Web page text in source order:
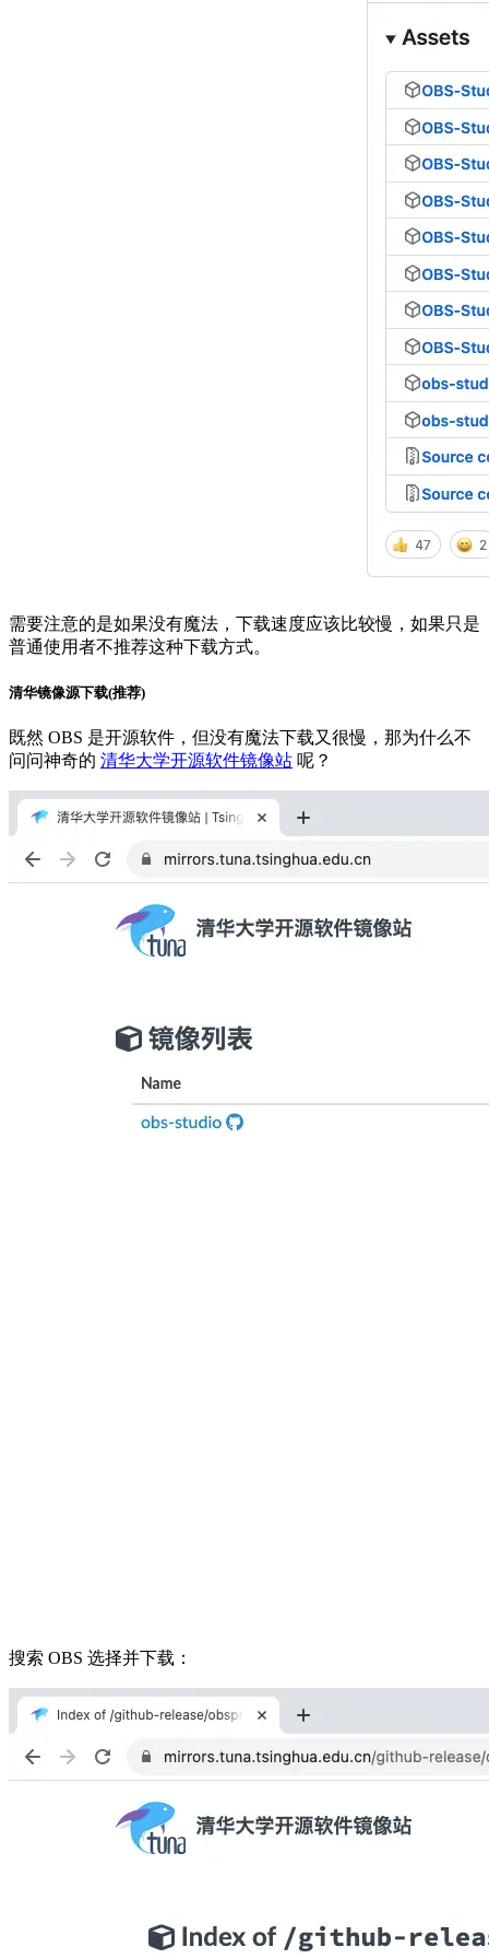
需要注意的是如果没有魔法，下载速度应该比较慢，如果只是
普通使用者不推荐这种下载方式。
清华镜像源下载(推荐)
既然 OBS 是开源软件，但没有魔法下载又很慢，那为什么不
问问神奇的 清华大学开源软件镜像站 呢？
搜索 OBS 选择并下载：